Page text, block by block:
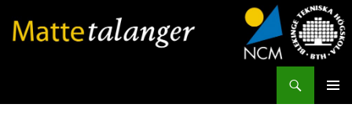
till
innehåll